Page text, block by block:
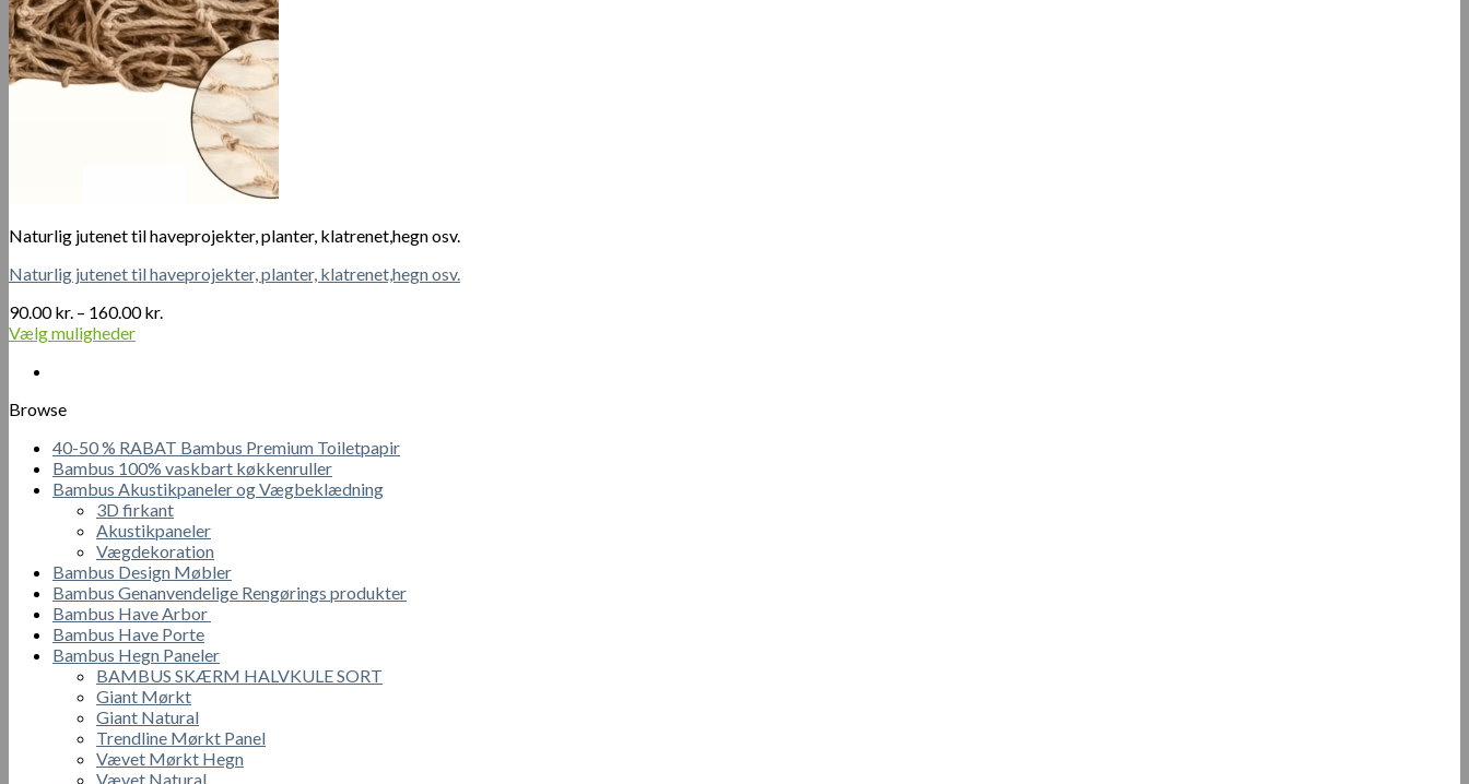
Naturlig jutenet til haveprojekter, planter, klatrenet,hegn osv.
Naturlig jutenet til haveprojekter, planter, klatrenet,hegn osv.
90.00kr. – 160.00kr.
Vælg muligheder
vare
flere
Mulighederne
kan
vælges
varesiden
Browse
40-50 % RABAT Bambus Premium Toiletpapir
Bambus 100% vaskbart køkkenruller
Bambus Akustikpaneler og Vægbeklædning
3D firkant
Akustikpaneler
Vægdekoration
Bambus Design Møbler
Bambus Genanvendelige Rengørings produkter
Bambus Have Arbor
Bambus Have Porte
Bambus Hegn Paneler
BAMBUS SKÆRM HALVKULE SORT
Giant Mørkt
Giant Natural
Trendline Mørkt Panel
Vævet Mørkt Hegn
Vævet Natural